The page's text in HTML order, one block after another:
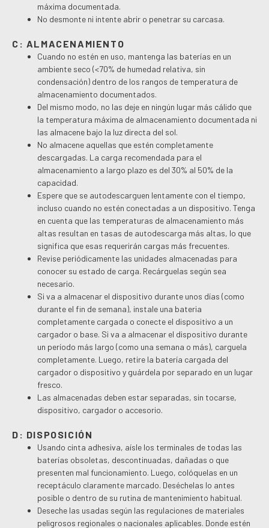
máxima documentada.
No desmonte ni intente abrir o penetrar su carcasa.
C: ALMACENAMIENTO
Cuando no estén en uso, mantenga las baterías en un
ambiente seco (<70% de humedad relativa, sin
condensación) dentro de los rangos de temperatura de
almacenamiento documentados.
Del mismo modo, no las deje en ningún lugar más cálido que
la temperatura máxima de almacenamiento documentada ni
las almacene bajo la luz directa del sol.
No almacene aquellas que estén completamente
descargadas. La carga recomendada para el
almacenamiento a largo plazo es del 30% al 50% de la
capacidad.
Espere que se autodescarguen lentamente con el tiempo,
incluso cuando no estén conectadas a un dispositivo. Tenga
en cuenta que las temperaturas de almacenamiento más
altas resultan en tasas de autodescarga más altas, lo que
significa que esas requerirán cargas más frecuentes.
Revise periódicamente las unidades almacenadas para
conocer su estado de carga. Recárguelas según sea
necesario.
Si va a almacenar el dispositivo durante unos días (como
durante el fin de semana), instale una bateria
completamente cargada o conecte el dispositivo a un
cargador o base. Si va a almacenar el dispositivo durante
un período más largo (como una semana o más), carguela
completamente. Luego, retire la batería cargada del
cargador o dispositivo y guárdela por separado en un lugar
fresco.
Las almacenadas deben estar separadas, sin tocarse,
dispositivo, cargador o accesorio.
D: DISPOSICIÓN
Usando cinta adhesiva, aísle los terminales de todas las
baterías obsoletas, descontinuadas, dañadas o que
presenten mal funcionamiento. Luego, colóquelas en un
receptáculo claramente marcado. Deséchelas lo antes
posible o dentro de su rutina de mantenimiento habitual.
Deseche las usadas según las regulaciones de materiales
peligrosos regionales o nacionales aplicables. Donde estén